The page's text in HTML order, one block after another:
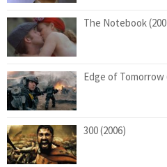
The Notebook
Edge of Tomorrow
300 (2006)